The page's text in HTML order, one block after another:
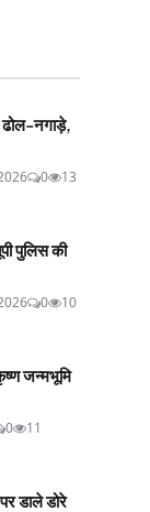
नगाड़े,
0 13
पुलिस की
0 10
जन्मभूमि
0 11
डाले डोरे